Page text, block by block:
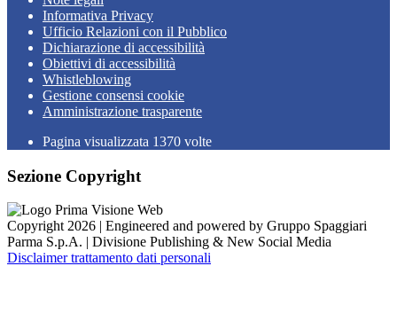
Informativa Privacy
Ufficio Relazioni con il Pubblico
Dichiarazione di accessibilità
Obiettivi di accessibilità
Whistleblowing
Gestione consensi cookie
Amministrazione trasparente
Pagina visualizzata 1370 volte
Sezione Copyright
Copyright 2026 | Engineered and powered by Gruppo Spaggiari
Parma S.p.A. | Divisione Publishing & New Social Media
Disclaimer trattamento dati personali